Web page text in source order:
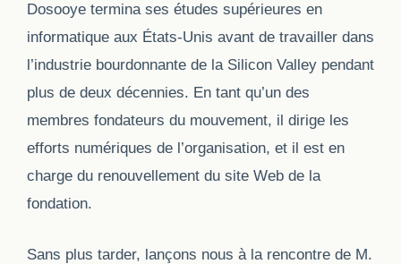
Dosooye termina ses études supérieures en
informatique aux États-Unis avant de travailler dans
l’industrie bourdonnante de la Silicon Valley pendant
plus de deux décennies. En tant qu’un des
membres fondateurs du mouvement, il dirige les
efforts numériques de l’organisation, et il est en
charge du renouvellement du site Web de la
fondation.
Sans plus tarder, lançons nous à la rencontre de M.